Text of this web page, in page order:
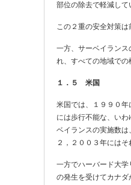
部位の除去で軽減して
この２重の安全対策
一方、サーベイラン
れ、すべての地域で
１．５ 米国
米国では、１９９０
には歩行不能な、い
ベイランスの実施数
２，２００３年には
一方でハーバード大
の発生を受けてカナ